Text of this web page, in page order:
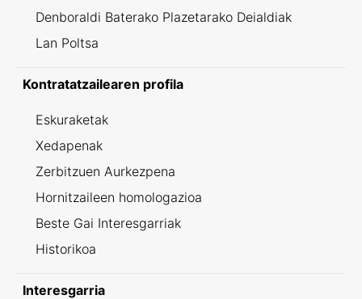
Denboraldi Baterako Plazetarako Deialdiak
Lan Poltsa
Kontratatzailearen profila
Eskuraketak
Xedapenak
Zerbitzuen Aurkezpena
Hornitzaileen homologazioa
Beste Gai Interesgarriak
Historikoa
Interesgarria